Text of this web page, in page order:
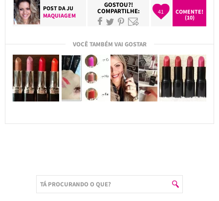
POST DAJU
MAQUIAGEM
GOSTOU?!
COMPARTILHE: 41
COMENTE!
(10)
VOCÊ TAMBÉM VAI GOSTAR